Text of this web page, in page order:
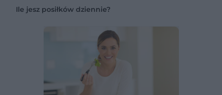
Ile jesz posiłków dziennie?